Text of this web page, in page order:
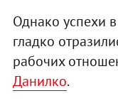
Однако успехи
гладко
рабочих
Данилко.